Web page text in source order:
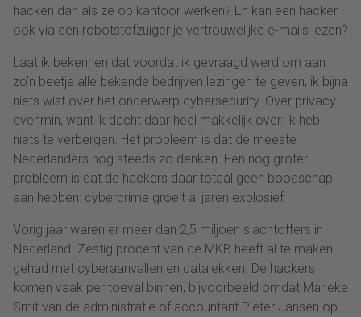
hacken dan als ze op kantoor werken? En kan een hacker
ook via een robotstofzuiger je vertrouwelijke e-mails lezen?
Laat ik bekennen dat voordat ik gevraagd werd om aan
zo’n beetje alle bekende bedrijven lezingen te geven, ik bijna
niets wist over het onderwerp cybersecurity. Over privacy
evenmin, want ik dacht daar heel makkelijk over: ik heb
niets te verbergen. Het probleem is dat de meeste
Nederlanders nog steeds zo denken. Een nog groter
probleem is dat de hackers daar totaal geen boodschap
aan hebben: cybercrime groeit al jaren explosief.
Vorig jaar waren er meer dan 2,5 miljoen slachtoffers in
Nederland. Zestig procent van de MKB heeft al te maken
gehad met cyberaanvallen en datalekken. De hackers
komen vaak per toeval binnen, bijvoorbeeld omdat Marieke
Smit van de administratie of accountant Pieter Jansen op